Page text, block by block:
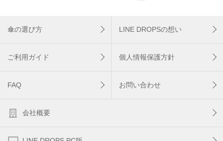
傘の選び方 LINE DROPSの想い
ご利用ガイド 個人情報保護方針
FAQ お問い合わせ
会社概要